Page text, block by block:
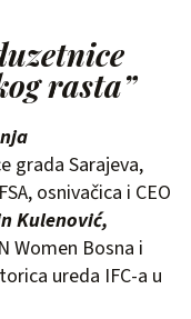
rasta”
grada Sarajeva,
osnivačica i CEO
Kulenović,
Women Bosna i
ureda IFC-a u